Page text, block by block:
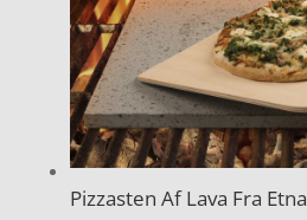
Pizzasten Af Lava Fra Etna